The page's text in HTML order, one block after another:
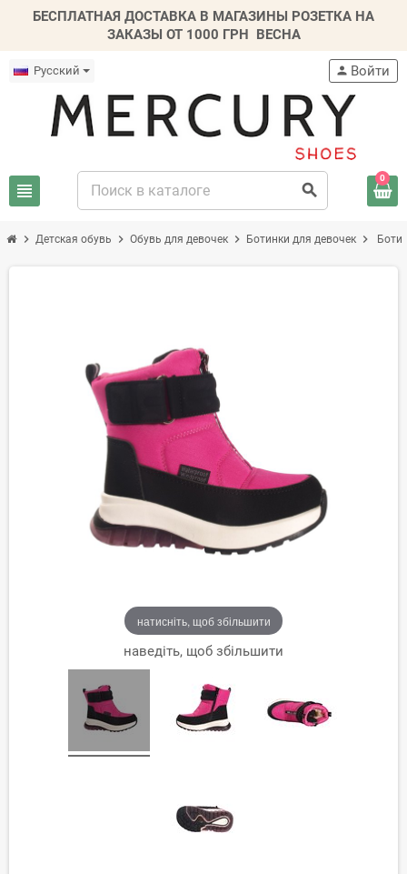
БЕСПЛАТНАЯ ДОСТАВКА В МАГАЗИНЫ РОЗЕТКА НА
ЗАКАЗЫ ОТ 1000 ГРН ВЕСНА
Русский
view_headline search
person Войти
0
chevron_right Детская обувь chevron_right Обувь для девочек chevron_right Ботинки для девочек chevron_right
натисніть, щоб збільшити
наведіть, щоб збільшити